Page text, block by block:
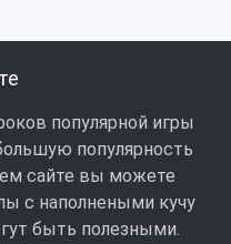
популярной игры
популярность
сайте вы можете
с наполнеными кучу
быть полезными.